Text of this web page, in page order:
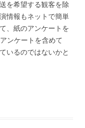
を希望する観客を除
情報もネットで簡単
、紙のアンケートを
ンケートを含めて
いるのではないかと